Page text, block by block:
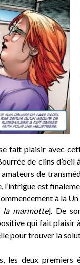
fait plaisir avec
de clins d’oeil
de
l’intrigue est
à la
la marmotte]. De
qui fait plaisir
pour trouver la
les deux premiers